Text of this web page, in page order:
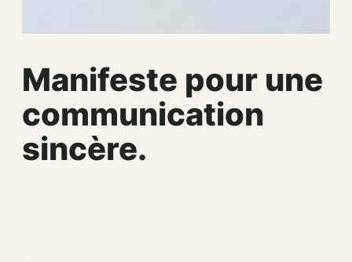
Manifeste pour une
communication
sincère.